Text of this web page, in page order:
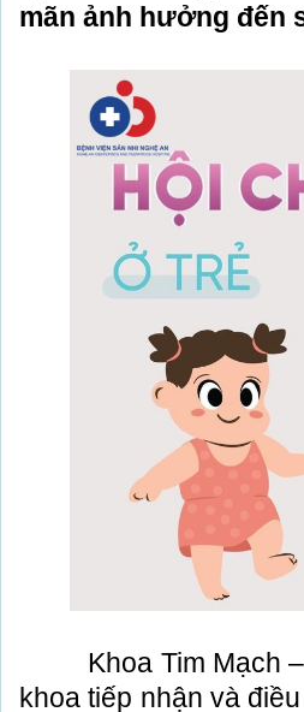
mãn ảnh hưởng đến
Khoa Tim Mạch –
khoa tiếp nhận và